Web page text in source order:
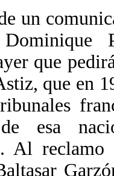
un
Dominique
que
que en
esa
Al